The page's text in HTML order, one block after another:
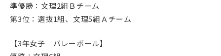
準優勝：文理2組Ｂチーム
第3位：選抜1組、文理5組Ａチーム
【3年女子 バレーボール】